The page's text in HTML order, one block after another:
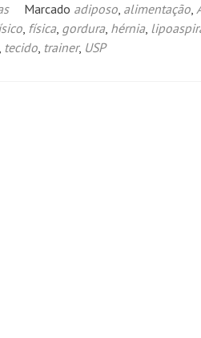
Marcado adiposo, alimentação,
, física, gordura, hérnia,
tecido, trainer, USP